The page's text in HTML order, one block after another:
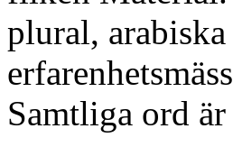
plural,
Samtliga ord